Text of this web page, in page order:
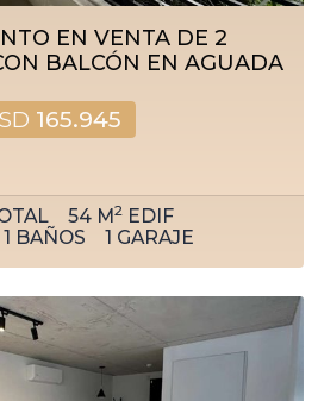
EN VENTA DE 2
BALCÓN EN AGUADA
165.945
54 M2 EDIF
1 BAÑOS 1 GARAJE